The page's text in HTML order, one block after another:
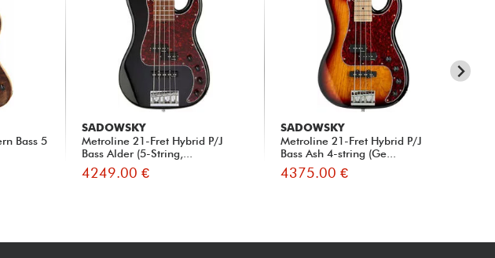
Bass 5
SADOWSKY
Metroline 21-Fret Hybrid P/J
Bass Alder (5-String,...
4249.00 €
SADOWSKY
Metroline 21-Fret Hybrid P/J
Bass Ash 4-string (Ge...
4375.00 €